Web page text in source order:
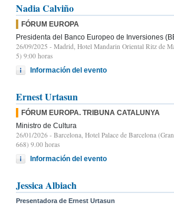
Nadia Calviño
FÓRUM EUROPA
Presidenta del Banco Europeo de Inversiones
26/09/2025 - Madrid, Hotel Mandarin Oriental Ritz de
5) 9:00 horas
Información del evento
Ernest Urtasun
FÓRUM EUROPA. TRIBUNA CATALUNYA
Ministro de Cultura
26/01/2026 - Barcelona, Hotel Palace de Barcelona
668) 9.00 horas
Información del evento
Jessica Albiach
Presentadora de Ernest Urtasun